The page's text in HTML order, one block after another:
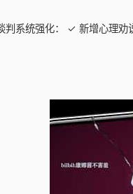
系统强化： ✓ 新增心理